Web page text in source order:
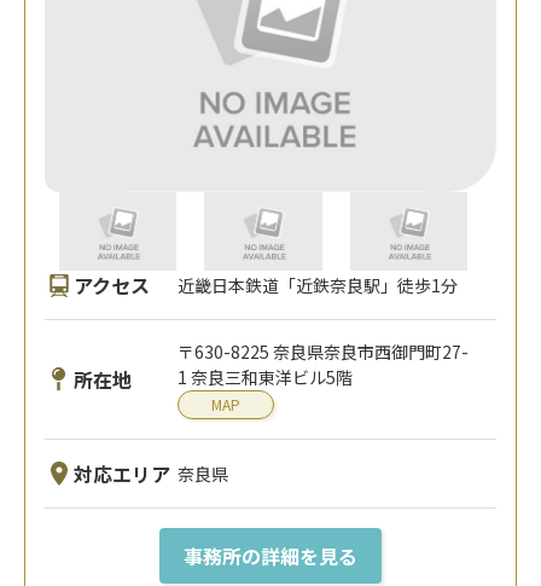
アクセス 近畿日本鉄道「近鉄奈良駅」徒歩1分
所在地
〒630-8225 奈良県奈良市西御門町27-
1 奈良三和東洋ビル5階
MAP
対応エリア 奈良県
事務所の詳細を見る